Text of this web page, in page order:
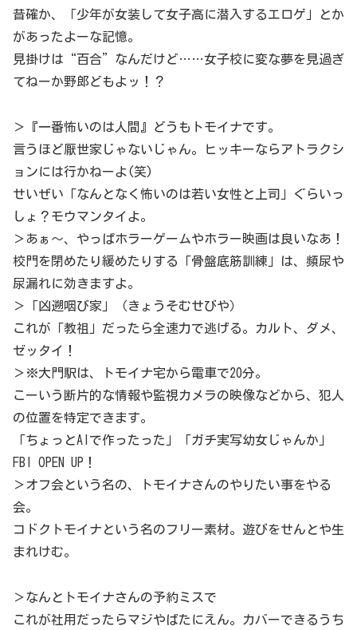
昔確か、「少年が女装して女子高に潜入するエロゲ」とか
があったよーな記憶。
見掛けは“百合”なんだけど……女子校に変な夢を見過ぎ
てねーか野郎どもよッ！？
＞『一番怖いのは人間』どうもトモイナです。
言うほど厭世家じゃないじゃん。ヒッキーならアトラクシ
ョンには行かねーよ(笑)
せいぜい「なんとなく怖いのは若い女性と上司」ぐらいっ
しょ？モウマンタイよ。
＞あぁ～、やっぱホラーゲームやホラー映画は良いなあ！
校門を閉めたり緩めたりする「骨盤底筋訓練」は、頻尿や
尿漏れに効きますよ。
＞「凶遡咽び家」（きょうそむせびや）
これが「教祖」だったら全速力で逃げる。カルト、ダメ、
ゼッタイ！
＞※大門駅は、トモイナ宅から電車で20分。
こーいう断片的な情報や監視カメラの映像などから、犯人
の位置を特定できます。
「ちょっとAIで作ったった」「ガチ実写幼女じゃんか」
FBI OPEN UP！
＞オフ会という名の、トモイナさんのやりたい事をやる
会。
コドクトモイナという名のフリー素材。遊びをせんとや生
まれけむ。
＞なんとトモイナさんの予約ミスで
これが社用だったらマジやばたにえん。カバーできるうち